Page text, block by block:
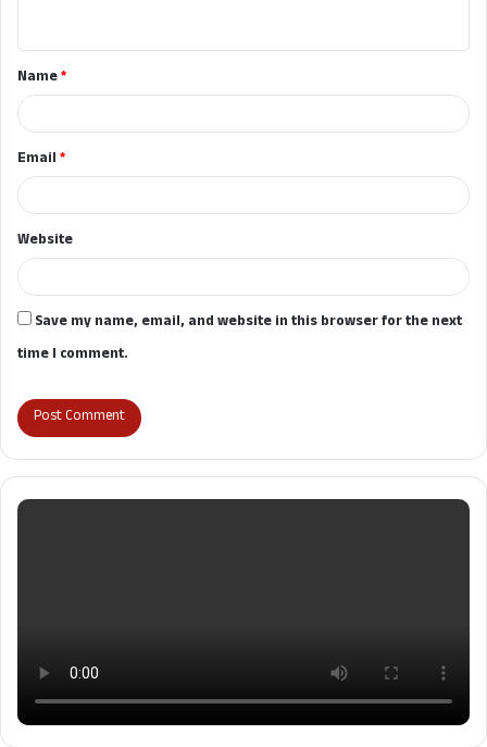
t
*Name*
Email*
Website
Save my name, email, and website in this browser for the next
time I comment.